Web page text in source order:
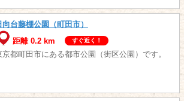
向台藤棚公園（町田市）
距離 0.2 km
すぐ近く！
京都町田市にある都市公園（街区公園）です。